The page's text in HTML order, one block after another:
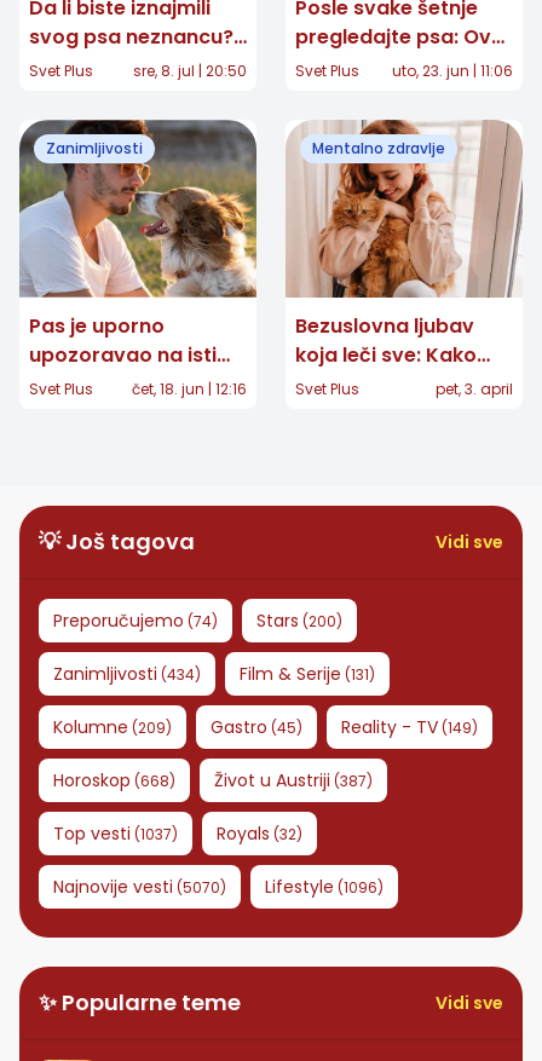
Da li biste iznajmili
svog psa neznancu?
Kontroverzna
ljubitelje životinja
Svet Plus sre, 8. jul | 20:50
Posle svake šetnje
pregledajte psa: Ova
skrivena opasnost
leta
Svet Plus uto, 23. jun | 11:06
Zanimljivosti
Pas je uporno
upozoravao na isti
deo tela nepoznatog
Svet Plus čet, 18. jun | 12:16
Mentalno zdravlje
Bezuslovna ljubav
koja leči sve: Kako
kućni ljubimci čuvaju
Svet Plus pet, 3. april
💡 Još tagova Vidi sve
Preporučujemo (74) Stars (200)
Zanimljivosti (434) Film & Serije (131)
Kolumne (209) Gastro (45) Reality - TV(149)
Horoskop (668) Život u Austriji (387)
Top vesti (1037) Royals (32)
Najnovije vesti (5070) Lifestyle (1096)
✨ Popularne teme Vidi sve